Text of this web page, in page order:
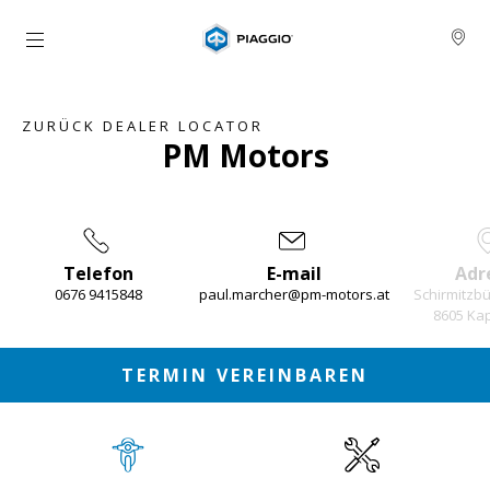
zurück zum Hauptinhalt
ZURÜCK DEALER LOCATOR
PM Motors
Telefon
0676 9415848
E-mail
paul.marcher@pm-motors.at
8605
of
TERMIN VEREINBAREN